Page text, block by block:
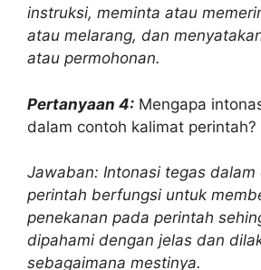
instruksi, meminta atau
atau melarang, dan
atau permohonan.
Pertanyaan 4: Mengapa
dalam contoh kalimat perintah?
Jawaban: Intonasi tegas
perintah berfungsi untuk
penekanan pada perintah
dipahami dengan jelas dan
sebagaimana mestinya.